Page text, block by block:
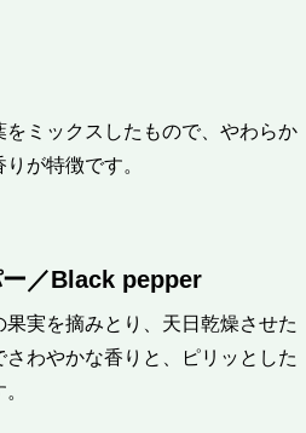
をミックスしたもので、やわらか
が特徴です。
／Black pepper
実を摘みとり、天日乾燥させた
さわやかな香りと、ピリッとした